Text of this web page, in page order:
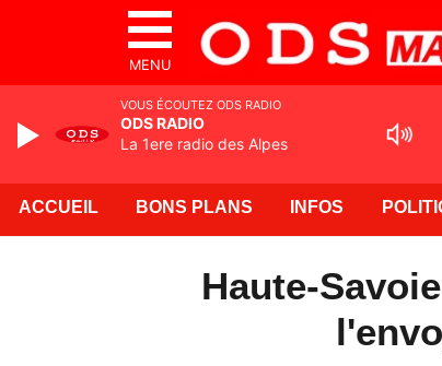
MENU
ACCUEIL BONS PLANS INFOS
Haute-
VOUS ÉCOUTEZ ODS RADIO
ODS RADIO
La 1ere radio des Alpes